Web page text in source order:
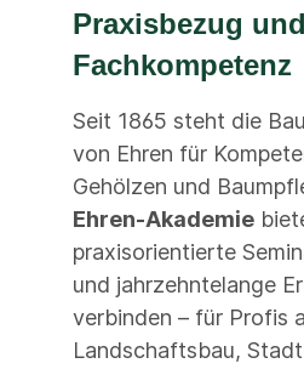
Praxisbezug und
Fachkompetenz
Seit 1865 steht die
von Ehren für
Gehölzen und
Ehren-Akademie
praxisorientierte
und jahrzehntelange
verbinden – für Profis
Landschaftsbau,